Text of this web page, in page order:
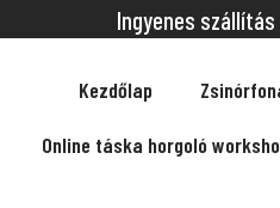
Ingyenes
Kezdőlap
Online táska horgoló